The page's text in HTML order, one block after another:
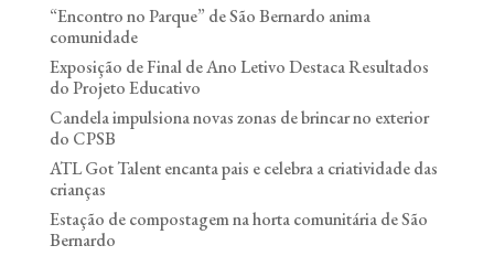
“Encontro no Parque” de São Bernardo anima
comunidade
Exposição de Final de Ano Letivo Destaca Resultados
do Projeto Educativo
Candela impulsiona novas zonas de brincar no exterior
do CPSB
ATL Got Talent encanta pais e celebra a criatividade das
crianças
Estação de compostagem na horta comunitária de São
Bernardo